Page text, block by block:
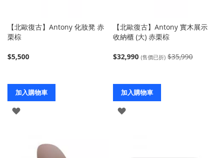
【北歐復古】Antony 化妝凳 赤
栗棕
$5,500
加入購物車
登
【北歐復古】Antony 實木展示
收納櫃 (大) 赤栗棕
$32,990 (售價已折) $35,990
加入購物車
登